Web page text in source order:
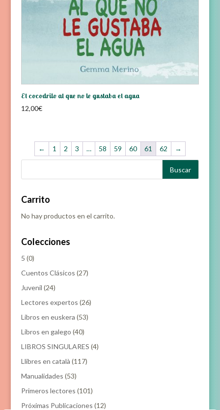
El cocodrilo al que no le gustaba el agua
12,00€
← 1 2 3 … 58 59 60 61 62 →
Carrito
No hay productos en el carrito.
Colecciones
5 (0)
Cuentos Clásicos (27)
Juvenil (24)
Lectores expertos (26)
Libros en euskera (53)
Libros en galego (40)
LIBROS SINGULARES (4)
Llibres en català (117)
Manualidades (53)
Primeros lectores (101)
Próximas Publicaciones (12)